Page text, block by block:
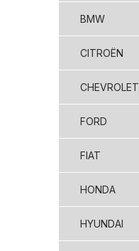
BMW
CITROËN
CHEVROLET
FORD
FIAT
HONDA
HYUNDAI